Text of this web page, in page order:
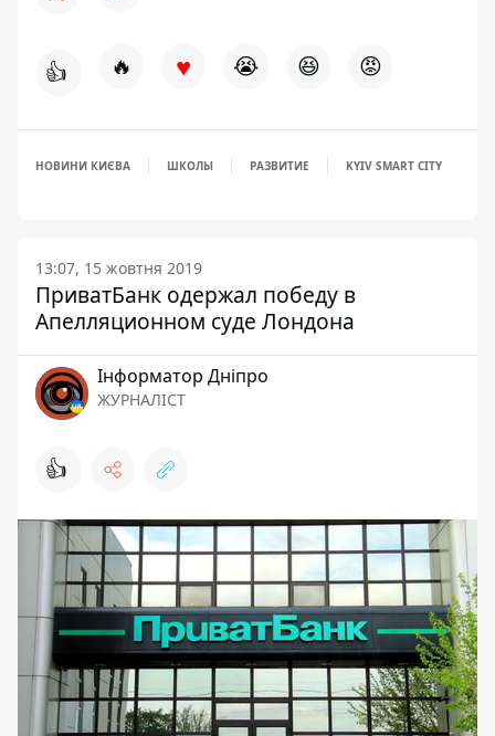
👍 🔥 ♥ 😭 😆 😡
НОВИНИ КИЄВА ШКОЛЫ РАЗВИТИЕ KYIV SMART CITY
13:07, 15 жовтня 2019
ПриватБанк одержал победу в
Апелляционном суде Лондона
Інформатор Дніпро
ЖУРНАЛІСТ
👍